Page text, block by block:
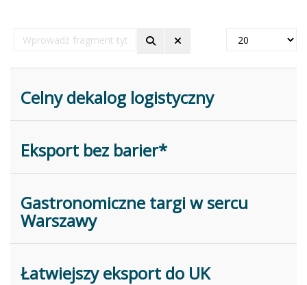
Wprowadź
fragment
Pokaż
Celny dekalog logistyczny
Eksport bez barier*
Gastronomiczne targi w sercu
Warszawy
Łatwiejszy eksport do UK